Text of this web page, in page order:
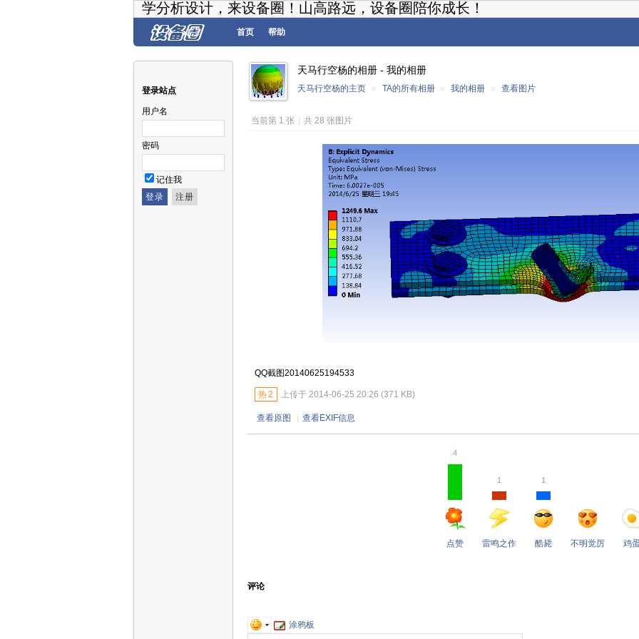
学分析设计，来设备圈！山高路远，设备圈陪你成长！
首页 帮助
登录站点
用户名
密码
记住我
天马行空杨的相册 - 我的相册
天马行空杨的主页 » TA的所有相册 » 我的相册 » 查看图片
当前第 1 张 共 28 张图片
QQ截图20140625194533
热2 上传于 2014-06-25 20:26 (371 KB)
查看原图 查看EXIF信息
4
点赞
1
雷鸣之作
1
酷毙 不明觉厉 鸡蛋
评论
涂鸦板